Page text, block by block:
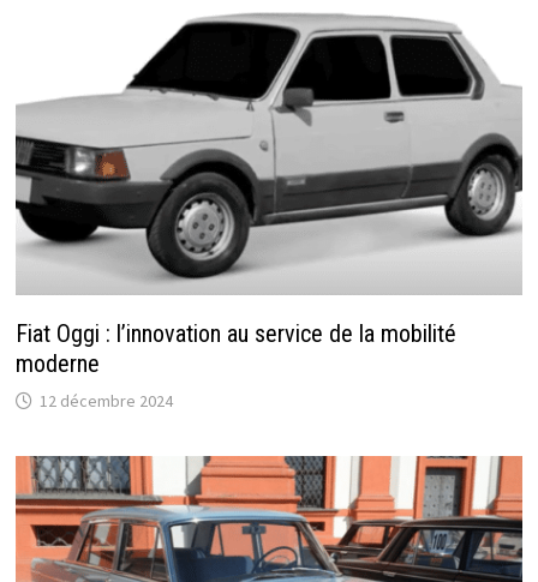
Fiat Oggi : l’innovation au service de la mobilité
moderne
12 décembre 2024